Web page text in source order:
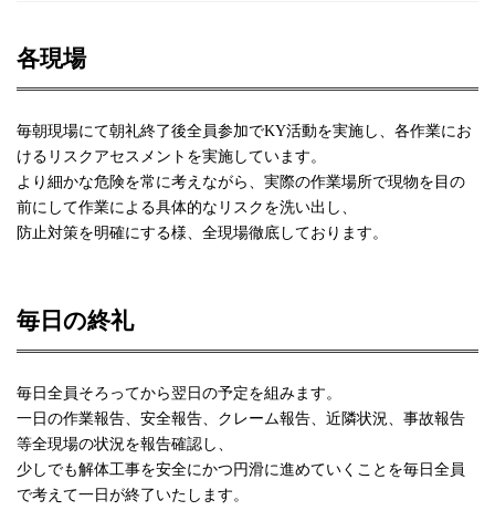
各現場
毎朝現場にて朝礼終了後全員参加でKY活動を実施し、各作業にお
けるリスクアセスメントを実施しています。
より細かな危険を常に考えながら、実際の作業場所で現物を目の
前にして作業による具体的なリスクを洗い出し、
防止対策を明確にする様、全現場徹底しております。
毎日の終礼
毎日全員そろってから翌日の予定を組みます。
一日の作業報告、安全報告、クレーム報告、近隣状況、事故報告
等全現場の状況を報告確認し、
少しでも解体工事を安全にかつ円滑に進めていくことを毎日全員
で考えて一日が終了いたします。